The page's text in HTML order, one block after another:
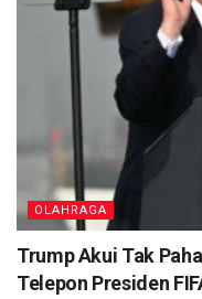
OLAHRAGA
Trump Akui Tak
Telepon Presiden